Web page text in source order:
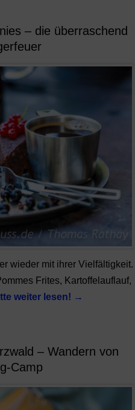
– die überraschend
wieder mit ihrer Vielfältigkeit.
Frites, Kartoffelauflauf,
weiter lesen! →
– Wandern von
Camp